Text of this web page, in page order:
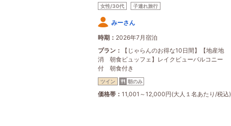
女性/30代 子連れ旅行
みーさん
時期
2026年7月宿泊
プラン
【じゃらんのお得な10日間】【地産地
消 朝食ビュッフェ】レイクビューバルコニー
付 朝食付き
ツイン 朝のみ
価格帯 11,001～12,000円(大人１名あたり/税込)